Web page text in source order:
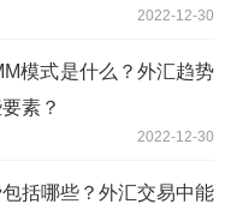
2022-12-30
模式是什么？外汇趋势
素？
2022-12-30
括哪些？外汇交易中能